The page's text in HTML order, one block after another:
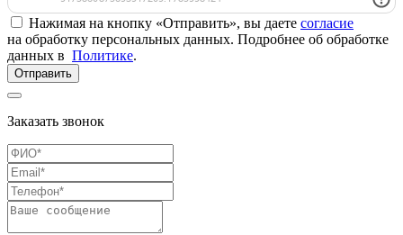
Нажимая на кнопку «Отправить», вы даете согласие
на обработку персональных данных. Подробнее об обработке
данных в Политике.
Отправить
Заказать звонок